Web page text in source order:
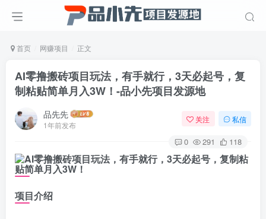
首页 网赚项目 正文
AI零撸搬砖项目玩法，有手就行，3天必起号，复
制粘贴简单月入3W！ -品小先项目发源地
品先先
1年前发布
关注 私信
0 291 118
项目介绍